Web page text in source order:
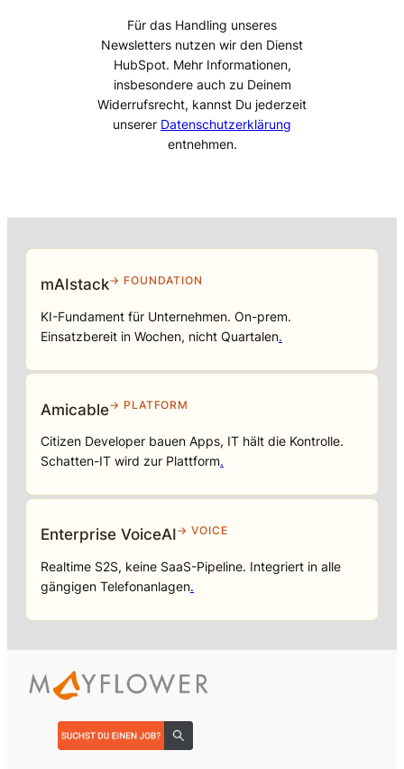
Für das Handling unseres
Newsletters nutzen wir den Dienst
HubSpot. Mehr Informationen,
insbesondere auch zu Deinem
Widerrufsrecht, kannst Du jederzeit
unserer Datenschutzerklärung
entnehmen.
mAIstack→ FOUNDATION
KI-Fundament für Unternehmen. On-prem.
Einsatzbereit in Wochen, nicht Quartalen.
Amicable→ PLATFORM
Citizen Developer bauen Apps, IT hält die Kontrolle.
Schatten-IT wird zur Plattform.
Enterprise VoiceAI→ VOICE
Realtime S2S, keine SaaS-Pipeline. Integriert in alle
gängigen Telefonanlagen.